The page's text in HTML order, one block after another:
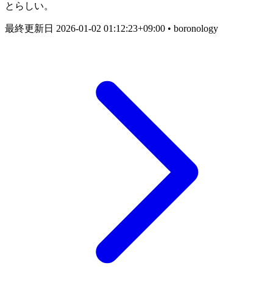
とらしい。
最終更新日 2026-01-02 01:12:23+09:00 • boronology